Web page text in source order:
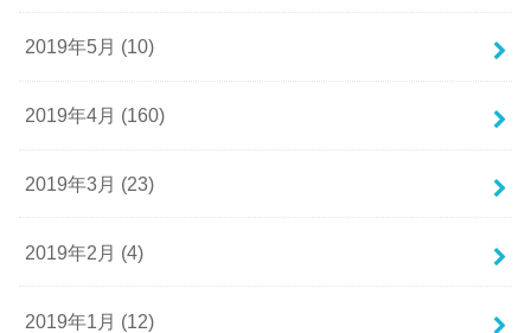
2019年5月 (10)
2019年4月 (160)
2019年3月 (23)
2019年2月 (4)
2019年1月 (12)